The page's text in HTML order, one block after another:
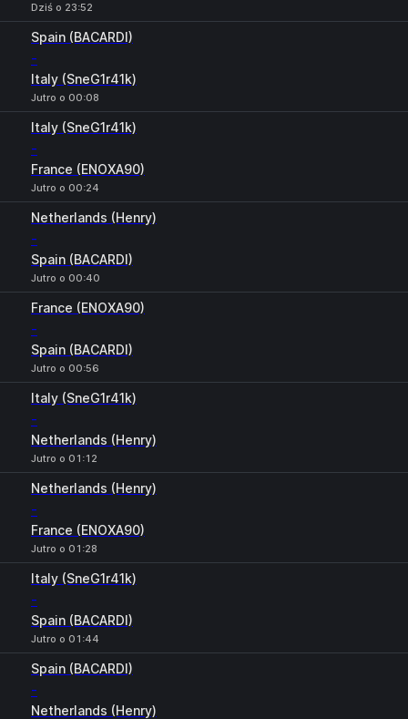
Dziś o 23:52
Spain (BACARDI)
-
Italy (SneG1r41k)
Jutro o 00:08
Italy (SneG1r41k)
-
France (ENOXA90)
Jutro o 00:24
Netherlands (Henry)
-
Spain (BACARDI)
Jutro o 00:40
France (ENOXA90)
-
Spain (BACARDI)
Jutro o 00:56
Italy (SneG1r41k)
-
Netherlands (Henry)
Jutro o 01:12
Netherlands (Henry)
-
France (ENOXA90)
Jutro o 01:28
Italy (SneG1r41k)
-
Spain (BACARDI)
Jutro o 01:44
Spain (BACARDI)
-
Netherlands (Henry)